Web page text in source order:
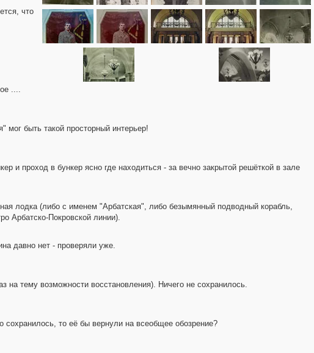
что
....
быть такой просторный интерьер!
и проход в бункер ясно где находиться - за вечно закрытой решёткой в зале
лодка (либо с именем "Арбатская", либо безымянный подводный корабль,
Арбатско-Покровской линии).
давно нет - проверяли уже.
на тему возможности восстановления). Ничего не сохранилось.
то её бы вернули на всеобщее обозрение?